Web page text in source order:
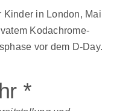
Kinder in London, Mai
Kodachrome-
vor dem D-Day.
*